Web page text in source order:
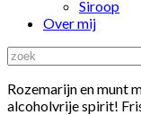
Siroop
Over mij
Rozemarijn en munt
alcoholvrije spirit!